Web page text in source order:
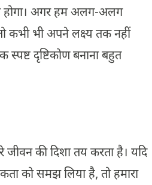
होगा। अगर हम अलग-अलग
कभी भी अपने लक्ष्य तक नहीं
दृष्टिकोण बनाना बहुत
जीवन की दिशा तय करता है। यदि
को समझ लिया है, तो हमारा